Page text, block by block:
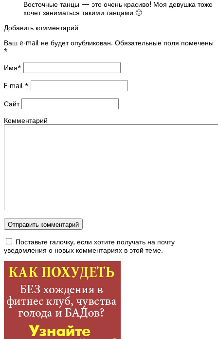
Восточные танцы — это очень красиво! Моя девушка тоже
хочет заниматься такими танцами 🙂
Добавить комментарий
Ваш e-mail не будет опубликован. Обязательные поля помечены
*
Имя*
E-mail *
Сайт
Комментарий
Поставьте галочку, если хотите получать на почту
уведомления о новых комментариях в этой теме.